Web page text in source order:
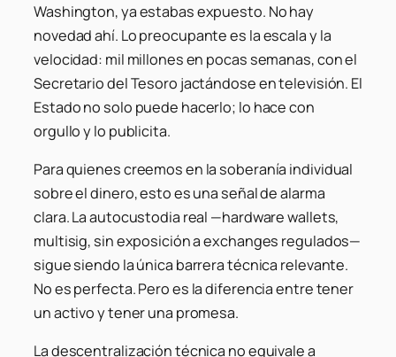
Washington, ya estabas expuesto. No hay
novedad ahí. Lo preocupante es la escala y la
velocidad: mil millones en pocas semanas, con el
Secretario del Tesoro jactándose en televisión. El
Estado no solo puede hacerlo; lo hace con
orgullo y lo publicita.
Para quienes creemos en la soberanía individual
sobre el dinero, esto es una señal de alarma
clara. La autocustodia real —hardware wallets,
multisig, sin exposición a exchanges regulados—
sigue siendo la única barrera técnica relevante.
No es perfecta. Pero es la diferencia entre tener
un activo y tener una promesa.
La descentralización técnica no equivale a